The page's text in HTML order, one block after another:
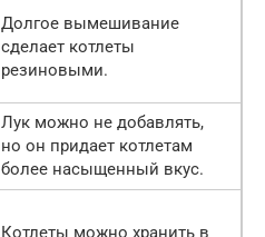
Долгое вымешивание
сделает котлеты
резиновыми.
Лук можно не добавлять,
но он придает котлетам
более насыщенный вкус.
Котлеты можно хранить в